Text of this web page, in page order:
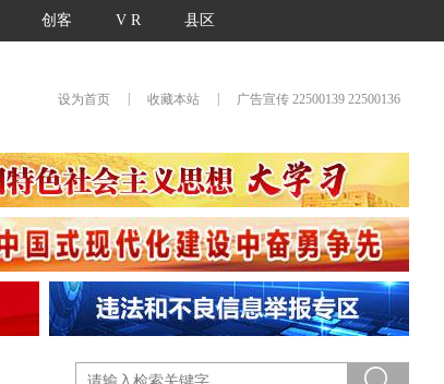
创客 V R 县区
设为首页 收藏本站 广告宣传 22500139 22500136